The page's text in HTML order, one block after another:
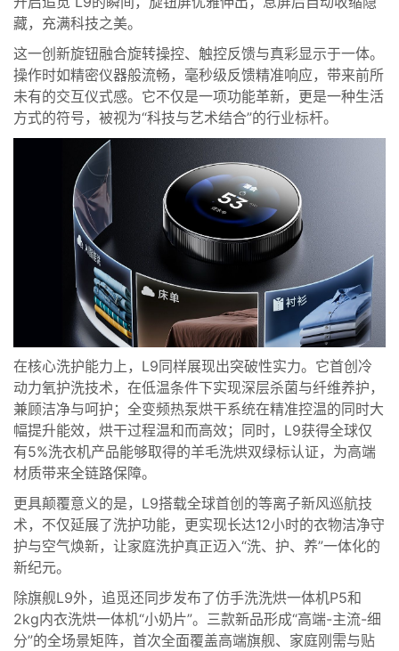
藏，充满科技之美。
这一创新旋钮融合旋转操控、触控反馈与真彩显示于一体。
操作时如精密仪器般流畅，毫秒级反馈精准响应，带来前所
未有的交互仪式感。它不仅是一项功能革新，更是一种生活
方式的符号，被视为“科技与艺术结合”的行业标杆。
在核心洗护能力上，L9同样展现出突破性实力。它首创冷
动力氧护洗技术，在低温条件下实现深层杀菌与纤维养护，
兼顾洁净与呵护；全变频热泵烘干系统在精准控温的同时大
幅提升能效，烘干过程温和而高效；同时，L9获得全球仅
有5%洗衣机产品能够取得的羊毛洗烘双绿标认证，为高端
材质带来全链路保障。
更具颠覆意义的是，L9搭载全球首创的等离子新风巡航技
术，不仅延展了洗护功能，更实现长达12小时的衣物洁净守
护与空气焕新，让家庭洗护真正迈入“洗、护、养”一体化的
新纪元。
除旗舰L9外，追觅还同步发布了仿手洗洗烘一体机P5和
2kg内衣洗烘一体机“小奶片”。三款新品形成“高端-主流-细
分”的全场景矩阵，首次全面覆盖高端旗舰、家庭刚需与贴